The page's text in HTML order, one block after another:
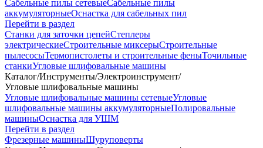
Сабельные пилы сетевыеСабельные пилы
аккумуляторныеОснастка для сабельных пил
Перейти в раздел
Станки для заточки цепейСтеплеры
электрическиеСтроительные миксерыСтроительные
пылесосыТермопистолеты и строительные феныТочильные
станкиУгловые шлифовальные машины
Каталог/Инструменты/Электроинструмент/
Угловые шлифовальные машины
Угловые шлифовальные машины сетевыеУгловые
шлифовальные машины аккумуляторныеПолировальные
машиныОснастка для УШМ
Перейти в раздел
Фрезерные машиныШуруповерты